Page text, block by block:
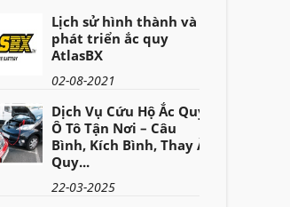
Lịch sử hình thành và
phát triển ắc quy
AtlasBX
02-08-2021
Dịch Vụ Cứu Hộ Ắc Quy
Ô Tô Tận Nơi – Câu
Bình, Kích Bình, Thay Ắc
Quy...
22-03-2025